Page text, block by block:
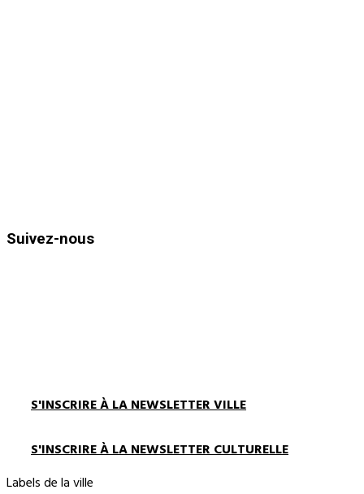
Suivez-nous
S'INSCRIRE À LA NEWSLETTER VILLE
S'INSCRIRE À LA NEWSLETTER CULTURELLE
Labels de la ville